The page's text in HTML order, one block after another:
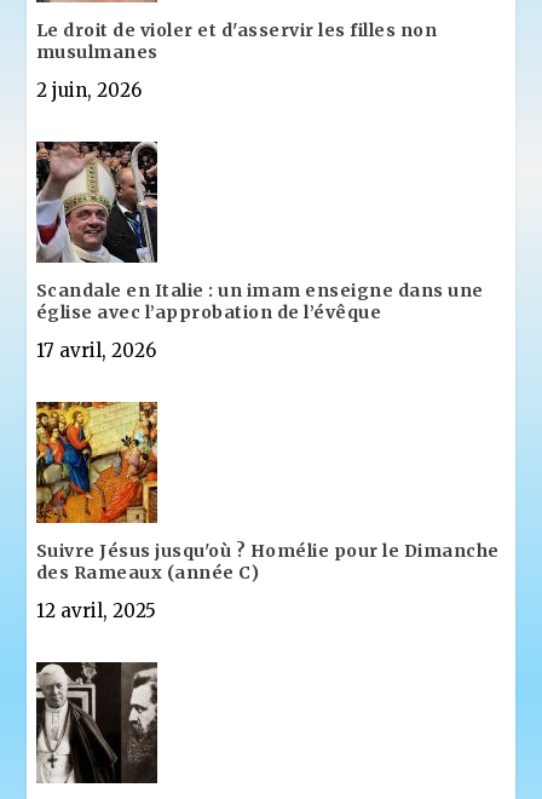
Le droit de violer et d'asservir les filles non
musulmanes
2 juin, 2026
Scandale en Italie : un imam enseigne dans une
église avec l’approbation de l’évêque
17 avril, 2026
Suivre Jésus jusqu'où ? Homélie pour le Dimanche
des Rameaux (année C)
12 avril, 2025